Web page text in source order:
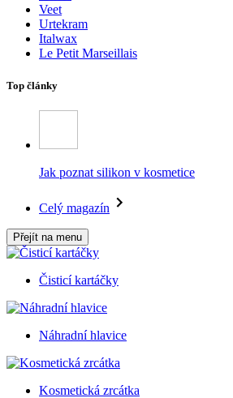
Veet
Urtekram
Italwax
Le Petit Marseillais
Top články
Jak poznat silikon v kosmetice
Celý magazín
Přejít na menu
Čisticí kartáčky
Náhradní hlavice
Kosmetická zrcátka